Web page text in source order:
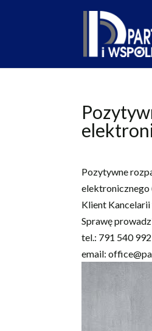
Pozytywne
elektronicznego
Klient Kancelarii
Sprawę
tel.: 791 540 992
email: